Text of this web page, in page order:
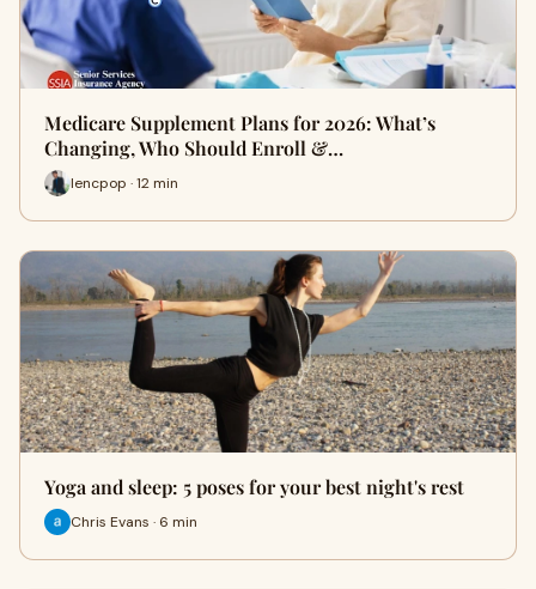
Medicare Supplement Plans for 2026: What’s
Changing, Who Should Enroll &…
lencpop · 12 min
Yoga and sleep: 5 poses for your best night's rest
Chris Evans · 6 min